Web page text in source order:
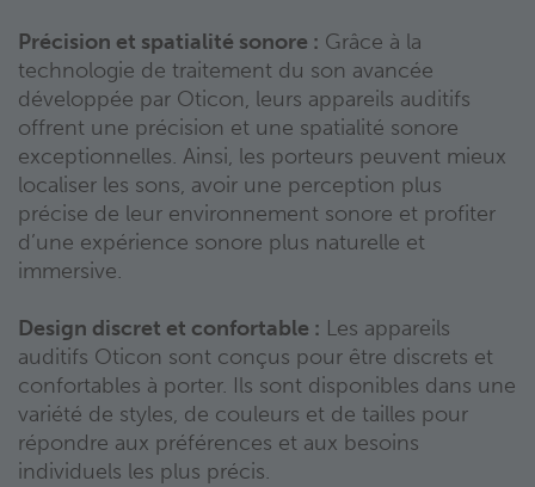
Précision et spatialité sonore : Grâce à la
technologie de traitement du son avancée
développée par Oticon, leurs appareils auditifs
offrent une précision et une spatialité sonore
exceptionnelles. Ainsi, les porteurs peuvent mieux
localiser les sons, avoir une perception plus
précise de leur environnement sonore et profiter
d’une expérience sonore plus naturelle et
immersive.
Design discret et confortable : Les appareils
auditifs Oticon sont conçus pour être discrets et
confortables à porter. Ils sont disponibles dans une
variété de styles, de couleurs et de tailles pour
répondre aux préférences et aux besoins
individuels les plus précis.